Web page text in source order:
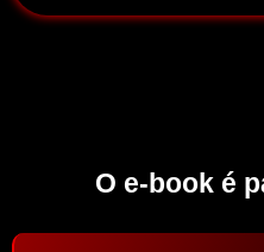
O e-book é